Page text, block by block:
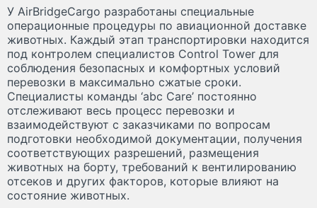
У AirBridgeCargo разработаны специальные
операционные процедуры по авиационной доставке
животных. Каждый этап транспортировки находится
под контролем специалистов Control Tower для
соблюдения безопасных и комфортных условий
перевозки в максимально сжатые сроки.
Специалисты команды ‘abc Care’ постоянно
отслеживают весь процесс перевозки и
взаимодействуют с заказчиками по вопросам
подготовки необходимой документации, получения
соответствующих разрешений, размещения
животных на борту, требований к вентилированию
отсеков и других факторов, которые влияют на
состояние животных.